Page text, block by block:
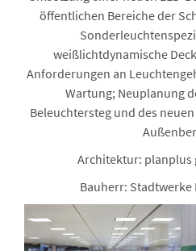
öffentlichen Bereiche der
weißlichtdynamische
Anforderungen an
Wartung; Neuplanung
Beleuchtersteg und des
Architektur: planplus
Bauherr: Stadtwerke